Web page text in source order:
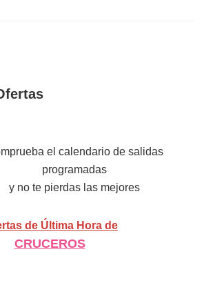
el calendario de salidas
programadas
y no te pierdas las mejores
de Última Hora de
CRUCEROS